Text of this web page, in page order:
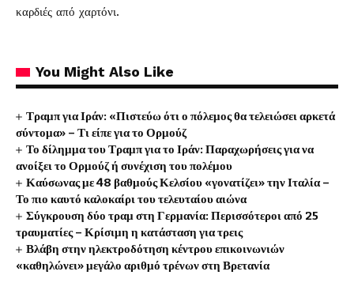
καρδιές από χαρτόνι.
You Might Also Like
Τραμπ για Ιράν: «Πιστεύω ότι ο πόλεμος θα τελειώσει αρκετά
σύντομα» – Τι είπε για το Ορμούζ
Το δίλημμα του Τραμπ για το Ιράν: Παραχωρήσεις για να
ανοίξει το Ορμούζ ή συνέχιση του πολέμου
Καύσωνας με 48 βαθμούς Κελσίου «γονατίζει» την Ιταλία –
Το πιο καυτό καλοκαίρι του τελευταίου αιώνα
Σύγκρουση δύο τραμ στη Γερμανία: Περισσότεροι από 25
τραυματίες – Κρίσιμη η κατάσταση για τρεις
Βλάβη στην ηλεκτροδότηση κέντρου επικοινωνιών
«καθηλώνει» μεγάλο αριθμό τρένων στη Βρετανία